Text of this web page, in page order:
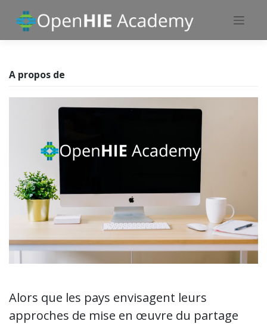
content
A propos de
Alors que les pays envisagent leurs
approches de mise en œuvre du partage